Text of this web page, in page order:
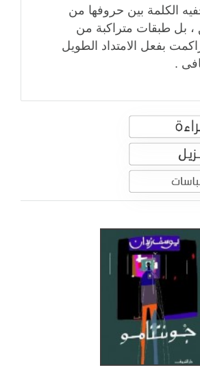
الكلمة بين حروفها من
بل طبقات متراكبة من
بفعل الامتداد الطويل
.